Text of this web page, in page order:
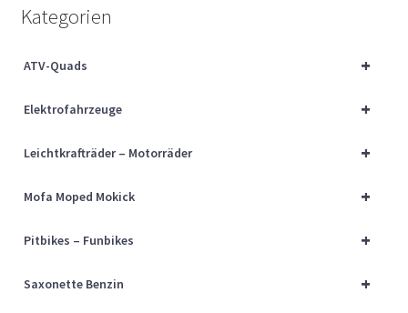
Über uns
Kategorien
+
ATV-Quads
+
Elektrofahrzeuge
+
Leichtkrafträder – Motorräder
+
Mofa Moped Mokick
+
Pitbikes – Funbikes
+
Saxonette Benzin